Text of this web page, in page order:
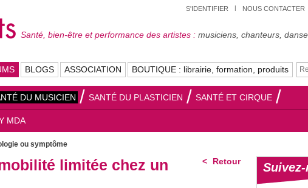
S'IDENTIFIER NOUS CONTACTER
Santé, bien-être et performance des artistes : musiciens, chanteurs,
BLOGS ASSOCIATION BOUTIQUE : librairie, formation, produits
DU MUSICIEN SANTÉ DU PLASTICIEN SANTÉ ET CIRQUE
MDA
ou symptôme
Retour
limitée chez un